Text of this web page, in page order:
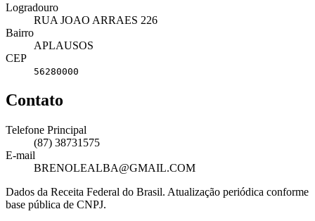
Logradouro
RUA JOAO ARRAES 226
Bairro
APLAUSOS
CEP
56280000
Contato
Telefone Principal
(87) 38731575
E-mail
BRENOLEALBA@GMAIL.COM
Dados da Receita Federal do Brasil. Atualização periódica conforme
base pública de CNPJ.